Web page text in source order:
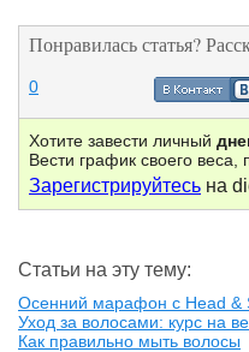
Понравилась статья?
0
Хотите завести личный
Вести график своего
Зарегистрируйтесь на
Статьи на эту тему:
Осенний марафон с Head &
Уход за волосами: курс на
Как правильно мыть волосы